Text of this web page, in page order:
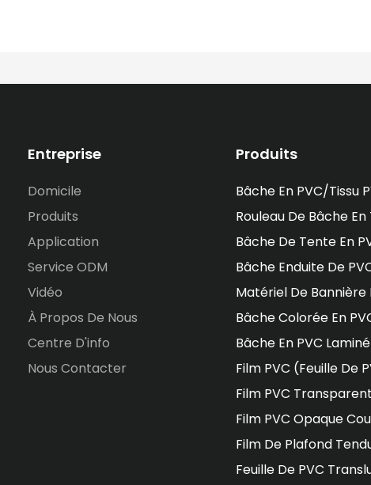
Entreprise
Domicile
Produits
Application
Service ODM
Vidéo
À Propos De Nous
Centre D'info
Nous Contacter
Produits
Bâche En PVC/tissu
Rouleau De Bâche En
Bâche De Tente En
Bâche Enduite De
Matériel De Bannière
Bâche Colorée En
Bâche En PVC Laminé
Film PVC (feuille De
Film PVC Transparent
Film PVC Opaque
Film De Plafond
Feuille De PVC